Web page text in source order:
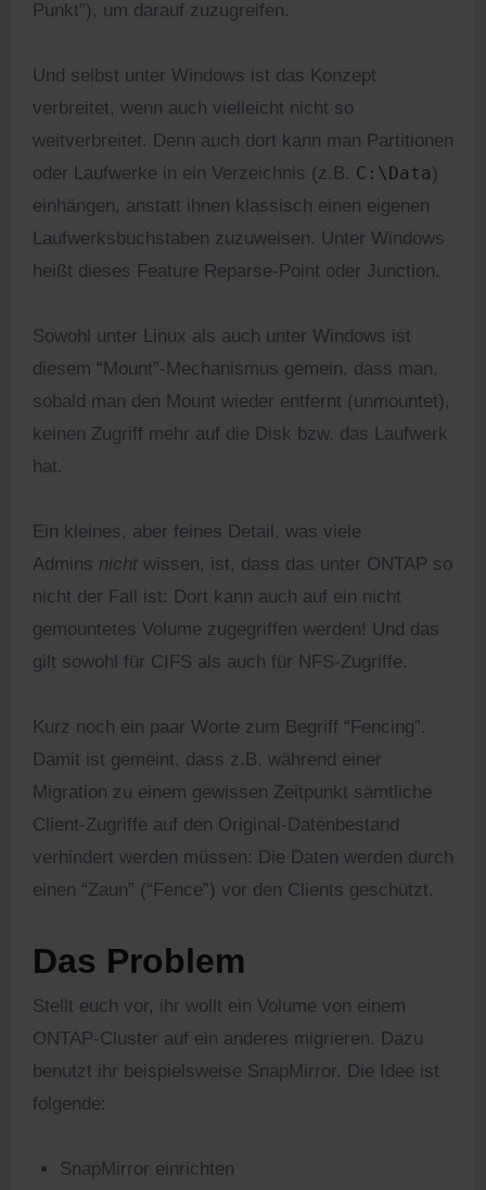
Punkt”), um darauf zuzugreifen.
Und selbst unter Windows ist das Konzept
verbreitet, wenn auch vielleicht nicht so
weitverbreitet. Denn auch dort kann man Partitionen
oder Laufwerke in ein Verzeichnis (z.B. C:\Data)
einhängen, anstatt ihnen klassisch einen eigenen
Laufwerksbuchstaben zuzuweisen. Unter Windows
heißt dieses Feature Reparse-Point oder Junction.
Sowohl unter Linux als auch unter Windows ist
diesem “Mount”-Mechanismus gemein, dass man,
sobald man den Mount wieder entfernt (unmountet),
keinen Zugriff mehr auf die Disk bzw. das Laufwerk
hat.
Ein kleines, aber feines Detail, was viele
Admins nichtwissen, ist, dass das unter ONTAP so
nicht der Fall ist: Dort kann auch auf ein nicht
gemountetes Volume zugegriffen werden! Und das
gilt sowohl für CIFS als auch für NFS-Zugriffe.
Kurz noch ein paar Worte zum Begriff “Fencing”.
Damit ist gemeint, dass z.B. während einer
Migration zu einem gewissen Zeitpunkt sämtliche
Client-Zugriffe auf den Original-Datenbestand
verhindert werden müssen: Die Daten werden durch
einen “Zaun” (“Fence”) vor den Clients geschützt.
Das Problem
Stellt euch vor, ihr wollt ein Volume von einem
ONTAP-Cluster auf ein anderes migrieren. Dazu
benutzt ihr beispielsweise SnapMirror. Die Idee ist
folgende:
SnapMirror einrichten